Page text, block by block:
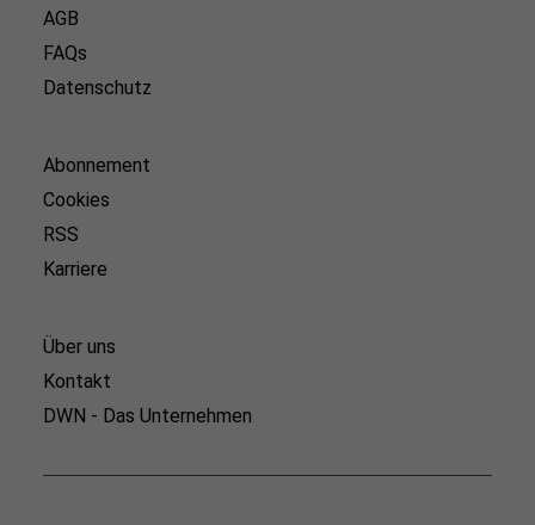
AGB
FAQs
Datenschutz
Abonnement
Cookies
RSS
Karriere
Über uns
Kontakt
DWN - Das Unternehmen